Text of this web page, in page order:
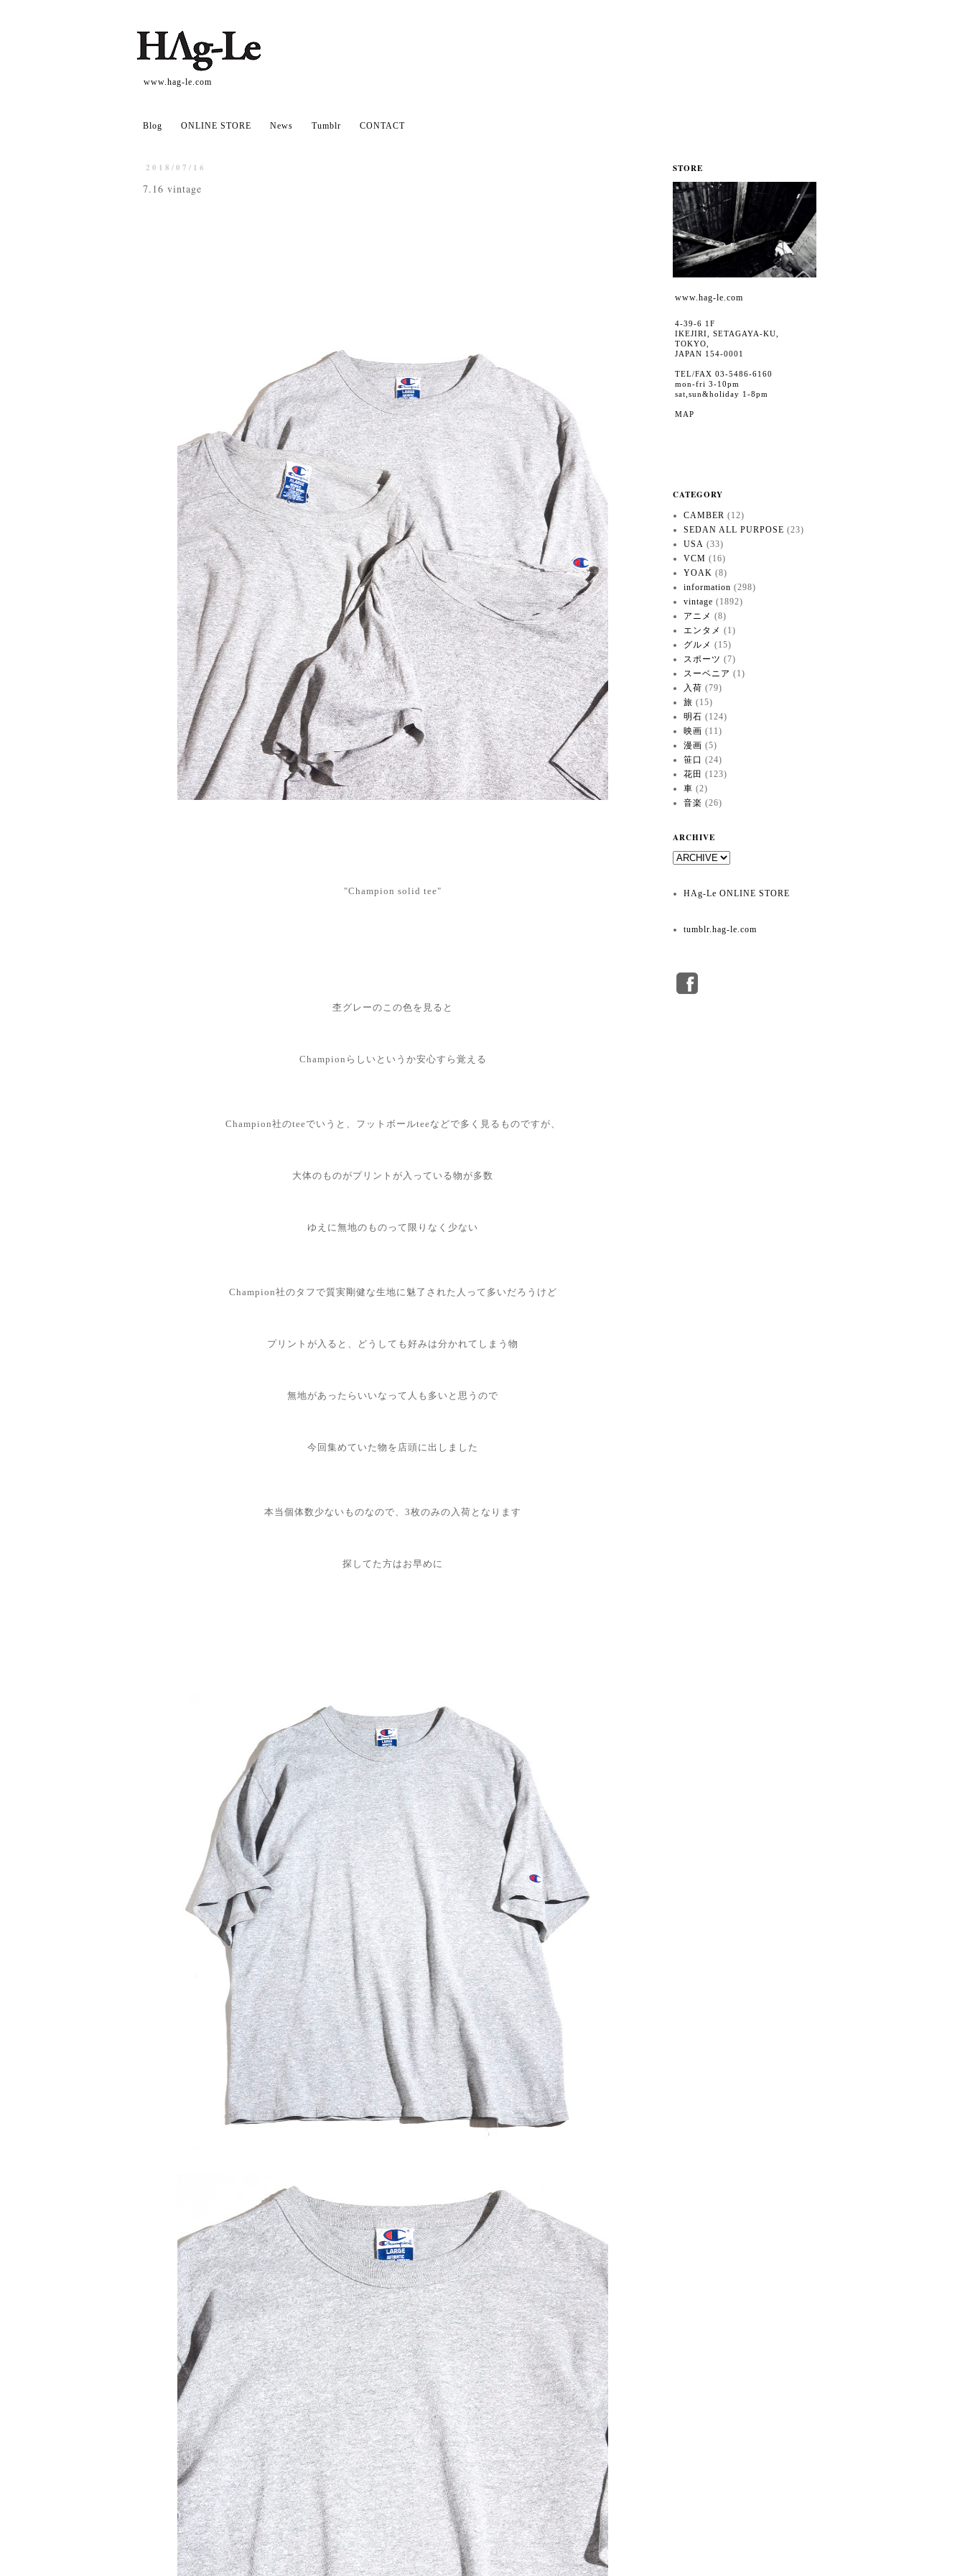
www.hag-le.com
Blog ONLINE STORE News Tumblr CONTACT
2018/07/16
7.16 vintage
"Champion solid tee"
杢グレーのこの色を見ると
Championらしいというか安心すら覚える
Champion社のteeでいうと、フットボールteeなどで多く見るものですが、
大体のものがプリントが入っている物が多数
ゆえに無地のものって限りなく少ない
Champion社のタフで質実剛健な生地に魅了された人って多いだろうけど
プリントが入ると、どうしても好みは分かれてしまう物
無地があったらいいなって人も多いと思うので
今回集めていた物を店頭に出しました
本当個体数少ないものなので、3枚のみの入荷となります
探してた方はお早めに
STORE
www.hag-le.com
4-39-6 1F
IKEJIRI, SETAGAYA-KU,
TOKYO,
JAPAN 154-0001
TEL/FAX 03-5486-6160
mon-fri 3-10pm
sat,sun&holiday 1-8pm
MAP
CATEGORY
CAMBER (12)
SEDAN ALL PURPOSE (23)
USA (33)
VCM (16)
YOAK (8)
information (298)
vintage (1892)
アニメ (8)
エンタメ (1)
グルメ (15)
スポーツ (7)
スーベニア (1)
入荷 (79)
旅 (15)
明石 (124)
映画 (11)
漫画 (5)
笹口 (24)
花田 (123)
車 (2)
音楽 (26)
ARCHIVE
HAg-Le ONLINE STORE
tumblr.hag-le.com